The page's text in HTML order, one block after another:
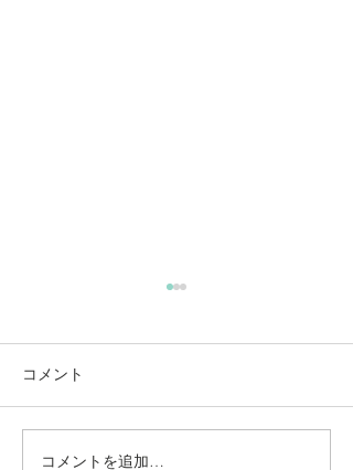
動かないところに、中心
コメント
コメントを追加…